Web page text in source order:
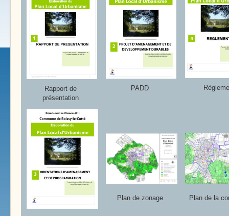
Rapport de
présentation
PADD
Plan de zonage Plan de la